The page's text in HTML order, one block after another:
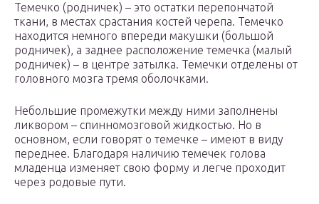
Темечко (родничек) – это остатки перепончатой
ткани, в местах срастания костей черепа. Темечко
находится немного впереди макушки (большой
родничек), а заднее расположение темечка (малый
родничек) – в центре затылка. Темечки отделены от
головного мозга тремя оболочками.
Небольшие промежутки между ними заполнены
ликвором – спинномозговой жидкостью. Но в
основном, если говорят о темечке – имеют в виду
переднее. Благодаря наличию темечек голова
младенца изменяет свою форму и легче проходит
через родовые пути.